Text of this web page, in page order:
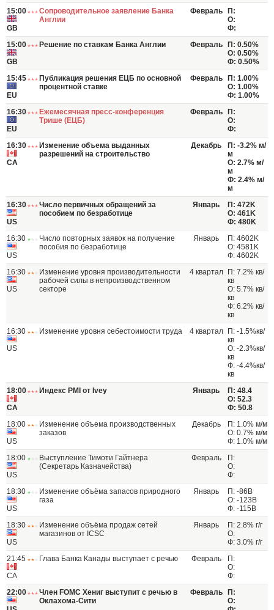
15:00
GB
Сопроводительное заявление Банка
Англии
Февраль
П:
О:
Ф:
15:00
GB
Решение по ставкам Банка Англии Февраль
П: 0.50%
О: 0.50%
Ф: 0.50%
15:45
EU
Публикация решения ЕЦБ по основной
процентной ставке
Февраль
П: 1.00%
О: 1.00%
Ф: 1.00%
16:30
EU
Ежемесячная пресс-конференция
Трише (ЕЦБ)
Февраль
П:
О:
Ф:
16:30
CA
Изменение объема выданных
разрешений на строительство
Декабрь
П: -3.2% м/
м
О: 2.7% м/
м
Ф: 2.4% м/
м
16:30
US
Число первичных обращений за
пособием по безработице
Январь
П: 472K
О: 461K
Ф: 480K
16:30
US
Число повторных заявок на получение
пособия по безработице
Январь
П: 4602K
О: 4581K
Ф: 4602K
16:30
US
Изменение уровня производительности
рабочей силы в непроизводственном
секторе
4 квартал
П: 7.2% кв/
кв
О: 5.7% кв/
кв
Ф: 6.2% кв/
кв
16:30
US
Изменение уровня себестоимости труда 4 квартал
П: -1.5%кв/
кв
О: -2.3%кв/
кв
Ф: -4.4%кв/
кв
18:00
CA
Индекс PMI от Ivey Январь
П: 48.4
О: 52.3
Ф: 50.8
18:00
US
Изменение объема производственных
заказов
Декабрь
П: 1.0% м/м
О: 0.7% м/м
Ф: 1.0% м/м
18:00
US
Выступление Тимоти Гайтнера
(Секретарь Казначейства)
Февраль
П:
О:
Ф:
18:30
US
Изменение объёма запасов природного
газа
Январь
П: -86B
О: -123B
Ф: -115B
18:30
US
Изменение объёма продаж сетей
магазинов от ICSC
Январь
П: 2.8% г/г
О:
Ф: 3.0% г/г
21:45
CA
Глава Банка Канады выступает с речью Февраль
П:
О:
Ф:
22:00
Член FOMC Хениг выступит с речью в
Оклахома-Сити
Февраль
П:
О: